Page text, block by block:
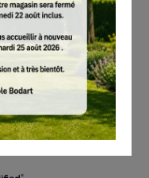
Une protection du poignet
une protection efficace
de travail STIHL ADVANCE Duro
de travailler avec précision avec
tout en étant bien protégé du
et leur très bonne
le travail. La manchette
en même temps la saleté,
travail.